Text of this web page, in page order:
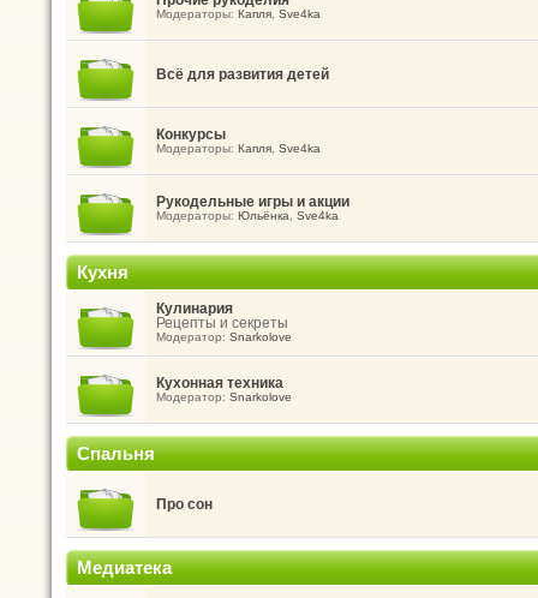
Модераторы: Капля, Sve4ka
Всё для развития детей
Конкурсы
Модераторы: Капля, Sve4ka
Рукодельные игры и акции
Модераторы: Юльёнка Sve4ka
Кухня
Кулинария
Рецепты и секреты
Модератор: Snarkolove
Кухонная техника
Модератор: Snarkolove
Спальня
Про сон
Медиатека